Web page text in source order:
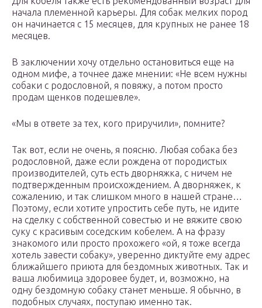
начала племенной карьеры. Для собак мелких пород
он начинается с 15 месяцев, для крупных не ранее 18
месяцев.
В заключении хочу отдельно остановиться еще на
одном мифе, а точнее даже мнении: «Не всем нужны
собаки с родословной, я повяжу, а потом просто
продам щенков подешевле».
«Мы в ответе за тех, кого приручили», помните?
Так вот, если не очень, я поясню. Любая собака без
родословной, даже если рождена от породистых
производителей, суть есть дворняжка, с ничем не
подтвержденным происхождением. А дворняжек, к
сожалению, и так слишком много в нашей стране…
Поэтому, если хотите упростить себе путь, не идите
на сделку с собственной совестью и не вяжите свою
суку с красивым соседским кобелем. А на фразу
знакомого или просто прохожего «ой, я тоже всегда
хотель завести собаку», уверенно диктуйте ему адрес
ближайшего приюта для бездомных животных. Так и
ваша любимица здоровее будет, и, возможно, на
одну бездомную собаку станет меньше. Я обычно, в
подобных случаях, поступаю именно так.